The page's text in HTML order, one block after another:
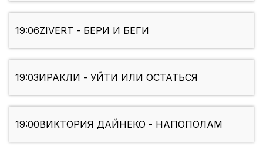
19:06ZIVERT - БЕРИ И БЕГИ
19:03ИРАКЛИ - УЙТИ ИЛИ ОСТАТЬСЯ
19:00ВИКТОРИЯ ДАЙНЕКО - НАПОПОЛАМ